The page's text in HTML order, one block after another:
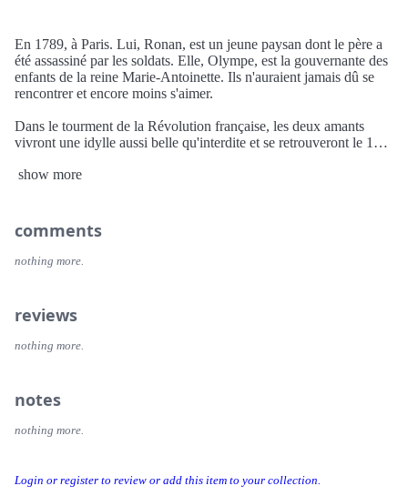
Login or register to review or add this item to your collection.
En 1789, à Paris. Lui, Ronan, est un jeune paysan dont le père a
été assassiné par les soldats. Elle, Olympe, est la gouvernante des
enfants de la reine Marie-Antoinette. Ils n'auraient jamais dû se
rencontrer et encore moins s'aimer.
Dans le tourment de la Révolution française, les deux amants
vivront une idylle aussi belle qu'interdite et se retrouveront le 14
Bastille, qui scellera à jamais leur destin.
show more
comments
nothing more.
reviews
nothing more.
notes
nothing more.